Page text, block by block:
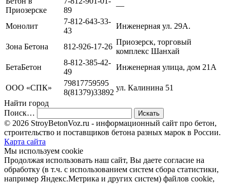
Приозерске
89
—
Монолит
7-812-643-33-
43
Инженерная ул. 29А.
Зона Бетона 812-926-17-26
Приозерск, торговый
комплекс Шанхай
БетаБетон
8-812-385-42-
49
Инженерная улица, дом 21А
ООО «СПК»
79817759595
8(81379)33892
ул. Калинина 51
Найти город
Поиск…
© 2026 StroyBetonVoz.ru - информационный сайт про бетон,
строительство и поставщиков бетона разных марок в России.
Карта сайта
Мы используем cookie
Продолжая использовать наш cайт, Вы даете согласие на
обработку (в т.ч. с использованием систем сбора статистики,
например Яндекс.Метрика и других систем) файлов cookie,